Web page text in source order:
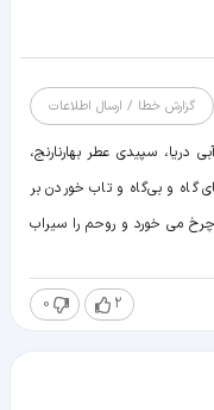
گزارش خطا / ارسال اطلاعات
سپیدی عطر بهارنارنج،
گاه و بی‌گاه و تاب خوردن بر
چرخ می خورد و روحم را سیراب
2
0